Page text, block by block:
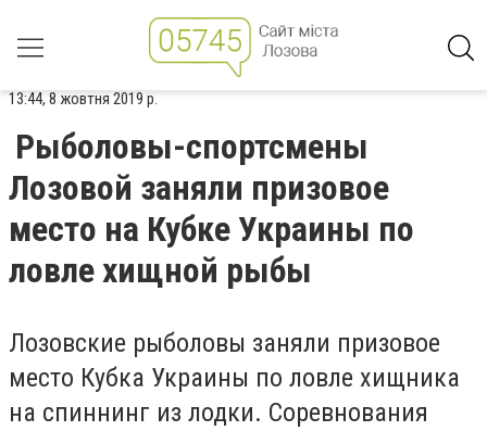
13:44, 8 жовтня 2019 р.
Рыболовы-спортсмены
Лозовой заняли призовое
место на Кубке Украины по
ловле хищной рыбы
Лозовские рыболовы заняли призовое
место Кубка Украины по ловле хищника
на спиннинг из лодки. Соревнования